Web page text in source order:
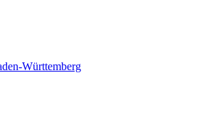
Württemberg